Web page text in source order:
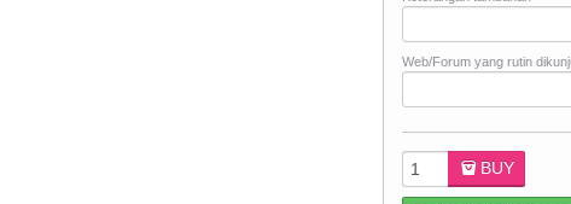
Web/Forum yang rutin
BUY